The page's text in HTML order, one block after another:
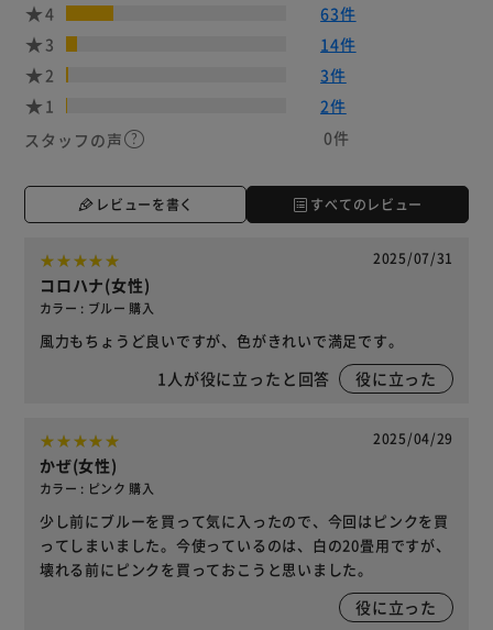
4
63件
3
14件
2
3件
1
2件
スタッフの声
0件
レビューを書く すべてのレビュー
2025/07/31
コロハナ(女性)
カラー : ブルー 購入
風力もちょうど良いですが、色がきれいで満足です。
1 人が役に立ったと回答 役に立った
2025/04/29
かぜ(女性)
カラー : ピンク 購入
少し前にブルーを買って気に入ったので、今回はピンクを買
ってしまいました。今使っているのは、白の20畳用ですが、
壊れる前にピンクを買っておこうと思いました。
役に立った